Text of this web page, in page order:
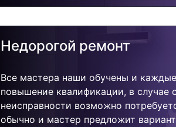
Недорогой ремонт
Все мастера наши обучены и
повышение квалификации, в случае
неисправности возможно
обычно и мастер предложит